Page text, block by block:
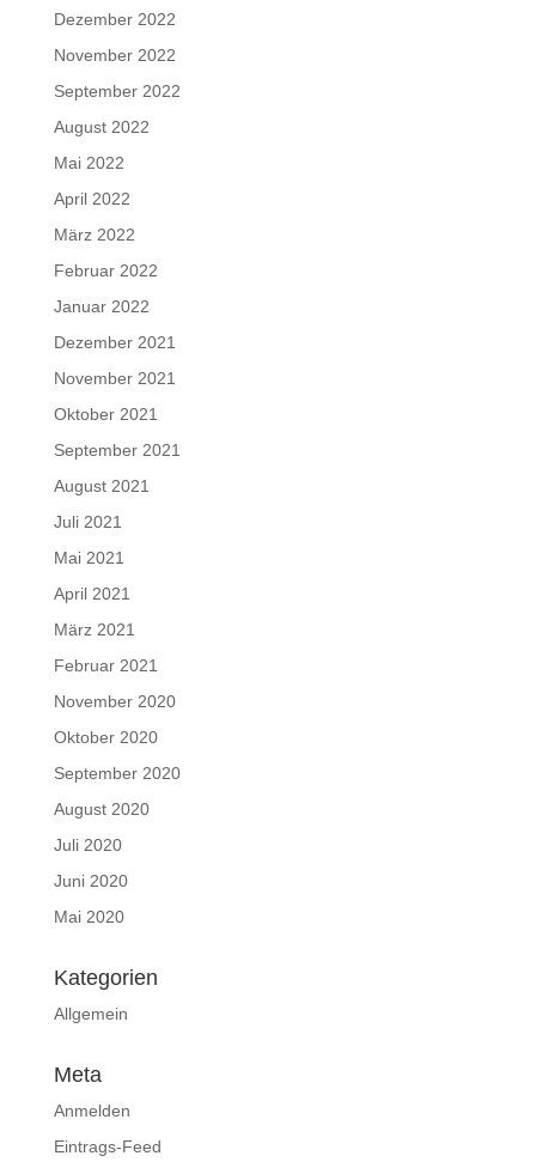
Dezember 2022
November 2022
September 2022
August 2022
Mai 2022
April 2022
März 2022
Februar 2022
Januar 2022
Dezember 2021
November 2021
Oktober 2021
September 2021
August 2021
Juli 2021
Mai 2021
April 2021
März 2021
Februar 2021
November 2020
Oktober 2020
September 2020
August 2020
Juli 2020
Juni 2020
Mai 2020
Kategorien
Allgemein
Meta
Anmelden
Eintrags-Feed